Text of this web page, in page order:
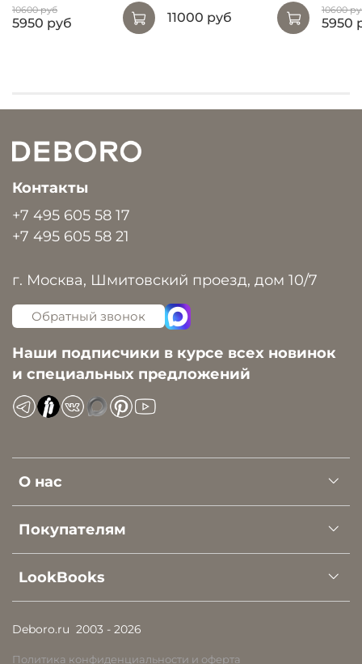
10600 руб
5950 руб
11000 руб
10600
5950
О нас
Покупателям
LookBooks
Контакты
+7 495 605 58 17
+7 495 605 58 21
г. Москва, Шмитовский проезд, дом 10/7
Обратный звонок
Наши подписчики в курсе всех новинок
и специальных предложений
Deboro.ru 2003 - 2026
Политика конфиденциальности и оферта